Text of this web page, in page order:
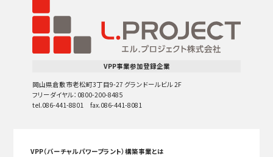
VPP事業参加登録企業
岡山県倉敷市老松町3丁目9-27 グランドールビル 2F
フリーダイヤル：0800-200-8485
tel.086-441-8801 fax.086-441-8081
VPP（バーチャルパワープラント）構築事業とは